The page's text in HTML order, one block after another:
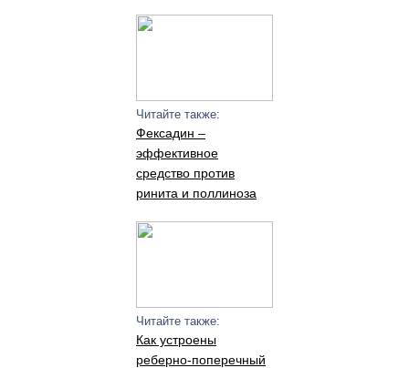
Читайте также:
Фексадин –
эффективное
средство против
ринита и поллиноза
Читайте также:
Как устроены
реберно-поперечный